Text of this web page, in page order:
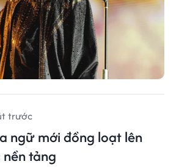
trước
ngữ mới đồng loạt lên
tảng